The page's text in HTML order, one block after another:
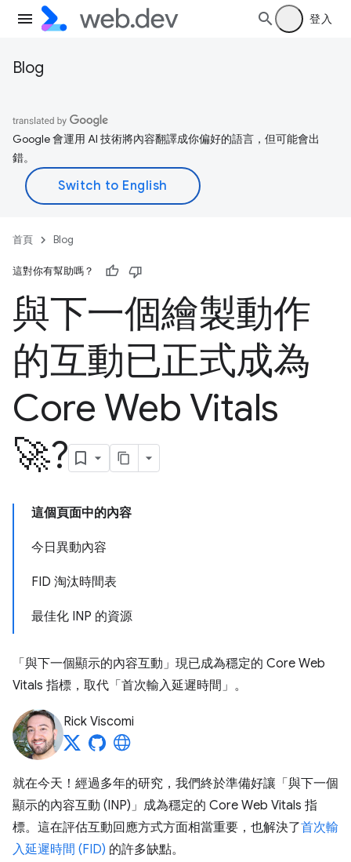
登入
Blog
Google 會運用 AI 技術將內容翻譯成你偏好的語言，但可能會出
錯。
首頁 Blog
這對你有幫助嗎？
與下一個繪製動作
的互動已正式成為
Core Web Vitals
🚀?
這個頁面中的內容
今日異動內容
FID 淘汰時間表
最佳化 INP 的資源
「與下一個顯示的內容互動」現已成為穩定的 Core Web
Vitals 指標，取代「首次輸入延遲時間」。
Rick Viscomi
就在今天！經過多年的研究，我們終於準備好讓「與下一個
顯示的內容互動 (INP)」 成為穩定的 Core Web Vitals 指
標。這在評估互動回應方式方面相當重要，也解決了首次輸
入延遲時間 (FID) 的許多缺點。